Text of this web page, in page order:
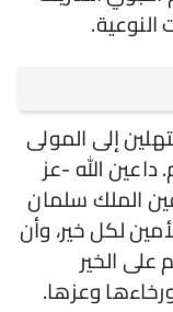
إلى المولى
الله -عز
الملك سلمان
لكل خير، وأن
الخير
وعزها.